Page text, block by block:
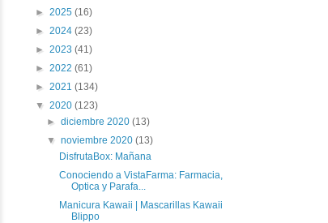
► 2025 (16)
► 2024 (23)
► 2023 (41)
► 2022 (61)
► 2021 (134)
▼ 2020 (123)
►diciembre 2020(13)
▼noviembre 2020(13)
DisfrutaBox: Mañana
Conociendo a VistaFarma: Farmacia,
Optica y Parafa...
Manicura Kawaii | Mascarillas Kawaii
Blippo